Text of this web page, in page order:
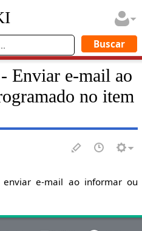
Enviar e-mail ao
no item
enviar e-mail ao informar ou